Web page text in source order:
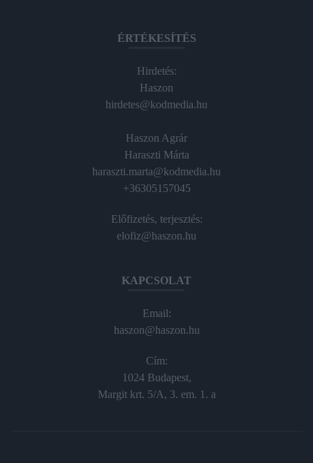
ÉRTÉKESÍTÉS
Hirdetés:
Haszon
hirdetes@kodmedia.hu
Haszon Agrár
Haraszti Márta
haraszti.marta@kodmedia.hu
+36305157045
Előfizetés, terjesztés:
elofiz@haszon.hu
KAPCSOLAT
Email:
haszon@haszon.hu
Cím:
1024 Budapest,
Margit krt. 5/A, 3. em. 1. a